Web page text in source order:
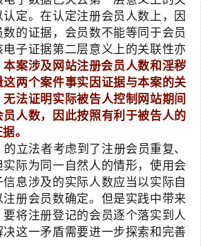
定。在认定注册会员人数上，因
的证据，会员数不能等同于会员
子证据第二层意义上的关联性亦
本案涉及网站注册会员人数和淫秽
两个案件事实因证据与本案的关
法证明实际被告人控制网站期间
人数，因此按照有利于被告人的
。
法者考虑到了注册会员重复、
际为同一自然人的情形，使用会
息涉及的实际人数应当以实际自
册会员数确定。但是实践中带来
将注册登记的会员逐个落实到人
这一矛盾需要进一步探索和完善